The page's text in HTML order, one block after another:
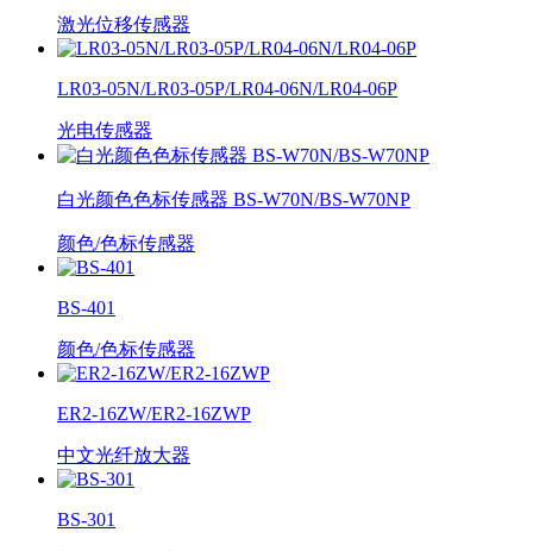
激光位移传感器
LR03-05N/LR03-05P/LR04-06N/LR04-06P
光电传感器
白光颜色色标传感器 BS-W70N/BS-W70NP
颜色/色标传感器
BS-401
颜色/色标传感器
ER2-16ZW/ER2-16ZWP
中文光纤放大器
BS-301